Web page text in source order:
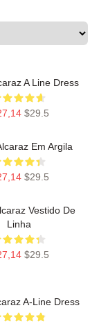
A Line Dress
$29.5
Em Argila
$29.5
Vestido De
Linha
$29.5
A-Line Dress